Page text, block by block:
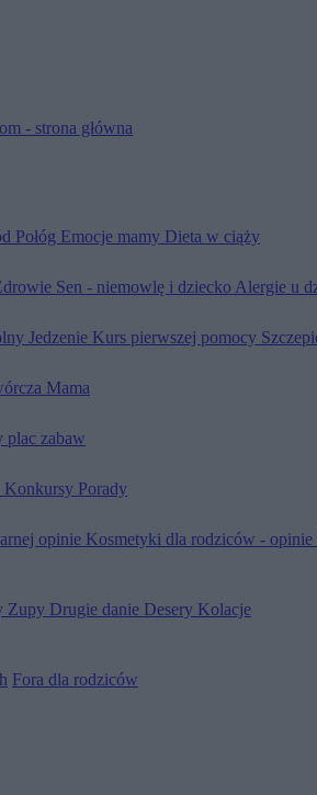
- strona główna
Połóg Emocje mamy Dieta w ciąży
Sen - niemowlę i dziecko Alergie u
Jedzenie Kurs pierwszej pomocy
Mama
plac zabaw
Konkursy Porady
opinie Kosmetyki dla rodziców - opinie
Zupy Drugie danie Desery Kolacje
Fora dla rodziców